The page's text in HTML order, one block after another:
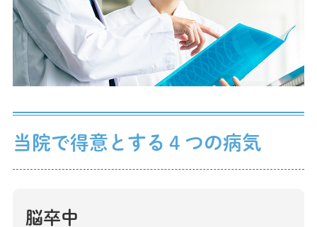
当院で得意とする４つの病気
脳卒中